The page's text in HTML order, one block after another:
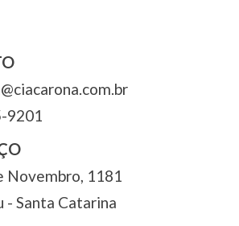
9201
Novembro, 1181
- Santa Catarina